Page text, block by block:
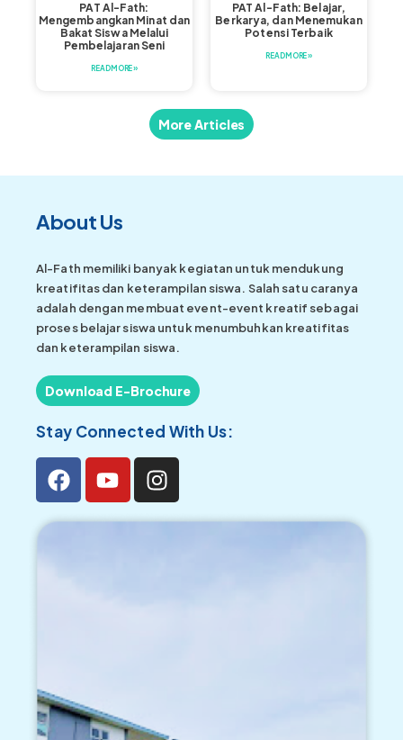
PAT Al-Fath:
Mengembangkan Minat dan
Bakat Siswa Melalui
Pembelajaran Seni
READ MORE »
PAT Al-Fath: Belajar,
Berkarya, dan Menemukan
Potensi Terbaik
READ MORE »
More Articles
About Us
Al-Fath memiliki banyak kegiatan untuk mendukung
kreatifitas dan keterampilan siswa. Salah satu caranya
adalah dengan membuat event-event kreatif sebagai
proses belajar siswa untuk menumbuhkan kreatifitas
dan keterampilan siswa.
Download E-Brochure
Stay Connected With Us: